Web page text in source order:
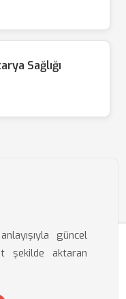
Sağlığı
güncel
şekilde aktaran